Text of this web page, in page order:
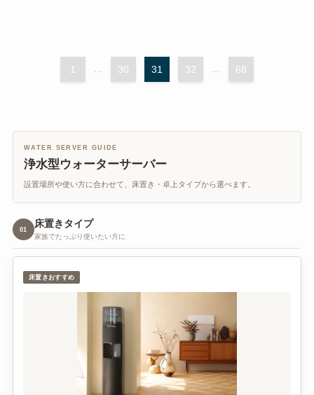
1 30 31 32 68
WATER SERVER GUIDE
浄水型ウォーターサーバー
設置場所や使い方に合わせて、床置き・卓上タイプから選べます。
01
床置きタイプ
家族でたっぷり使いたい方に
床置きおすすめ